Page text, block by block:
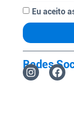
Eu aceito
Redes